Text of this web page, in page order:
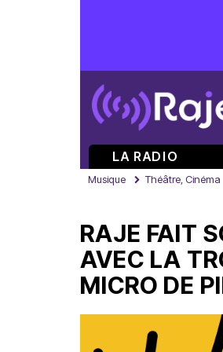
LA RADIO
Musique Théâtre, Cinéma
RAJE FAIT
AVEC LA
MICRO DE